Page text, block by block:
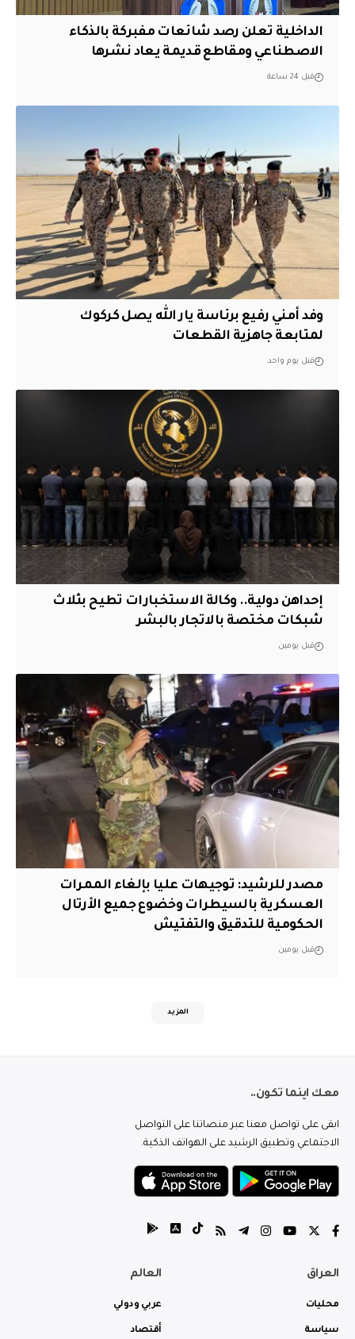
الداخلية تعلن رصد شائعات مفبركة بالذكاء
الاصطناعي ومقاطع قديمة يعاد نشرها
قبل 24 ساعة
وفد أمني رفيع برئاسة يار الله يصل كركوك
لمتابعة جاهزية القطعات
قبل يوم واحد
إحداهن دولية.. وكالة الاستخبارات تطيح بثلاث
شبكات مختصة بالاتجار بالبشر
قبل يومين
مصدر للرشيد: توجيهات عليا بإلغاء الممرات
العسكرية بالسيطرات وخضوع جميع الأرتال
الحكومية للتدقيق والتفتيش
قبل يومين
المزيد
معك اينما تكون..
ابقى على تواصل معنا عبر منصاتنا على التواصل
الاجتماعي وتطبيق الرشيد على الهواتف الذكية.
العراق
محليات
سياسة
العالم
عربي ودولي
أقتصاد